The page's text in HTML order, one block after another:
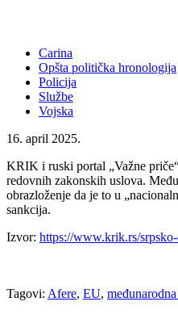
Carina
Opšta politička hronologija
Policija
Službe
Vojska
16. april 2025.
KRIK i ruski portal „Važne
redovnih zakonskih uslova.
obrazloženje da je to u
sankcija.
Izvor: https://www.krik.rs/
Tagovi: Afere, EU,